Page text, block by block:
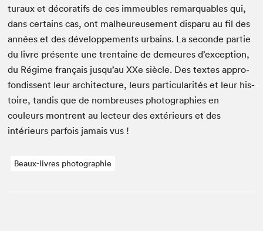
turaux et déco­rat­ifs de ces immeubles remar­quables qui,
dans cer­tains cas, ont mal­heureuse­ment dis­paru au fil des
années et des développe­ments urbains. La sec­onde par­tie
du livre présente une trentaine de demeures d’exception,
du Régime français jusqu’au XXe siè­cle. Des textes appro­
fondis­sent leur archi­tec­ture, leurs par­tic­u­lar­ités et leur his­
toire, tan­dis que de nom­breuses pho­togra­phies en
couleurs mon­trent au lecteur des extérieurs et des
intérieurs par­fois jamais vus !
Beaux-livres photographie